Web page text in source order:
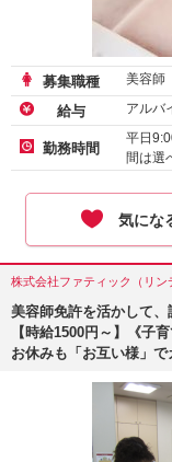
募集職種 美容師
給与 アルバ
勤務時間
平日
間は選
気にな
株式会社ファティック（リ
美容師免許を活かして
【時給1500円～】《子
お休みも「お互い様」で